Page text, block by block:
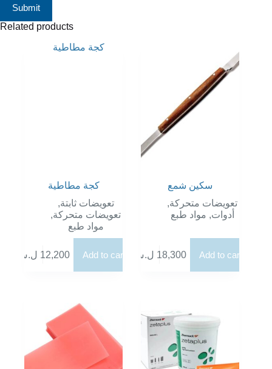
Submit
Related products
كجة مطاطية
تعويضات ثابتة,
تعويضات متحركة,
مواد طبع
12,200 ل.س Add to cart
سكين شمع
تعويضات متحركة,
أدوات, مواد طبع
18,300 ل.س Add to cart